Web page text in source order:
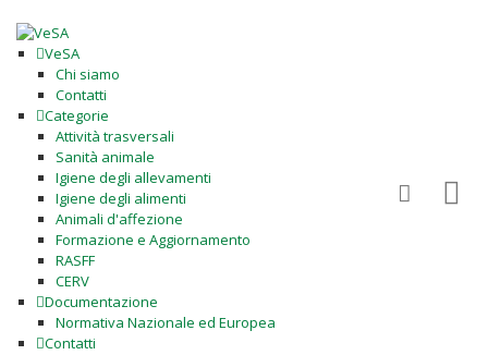
VeSA
Chi siamo
Contatti
Categorie
Attività trasversali
Sanità animale
Igiene degli allevamenti
Igiene degli alimenti
Animali d'affezione
Formazione e Aggiornamento
RASFF
CERV
Documentazione
Normativa Nazionale ed Europea
Contatti